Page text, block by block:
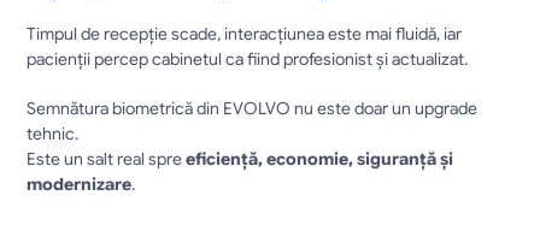
Timpul de recepție scade, interacțiunea este mai fluidă, iar
pacienții percep cabinetul ca fiind profesionist și actualizat.
Semnătura biometrică din EVOLVO nu este doar un upgrade
tehnic.
Este un salt real spre eficiență, economie, siguranță și
modernizare.